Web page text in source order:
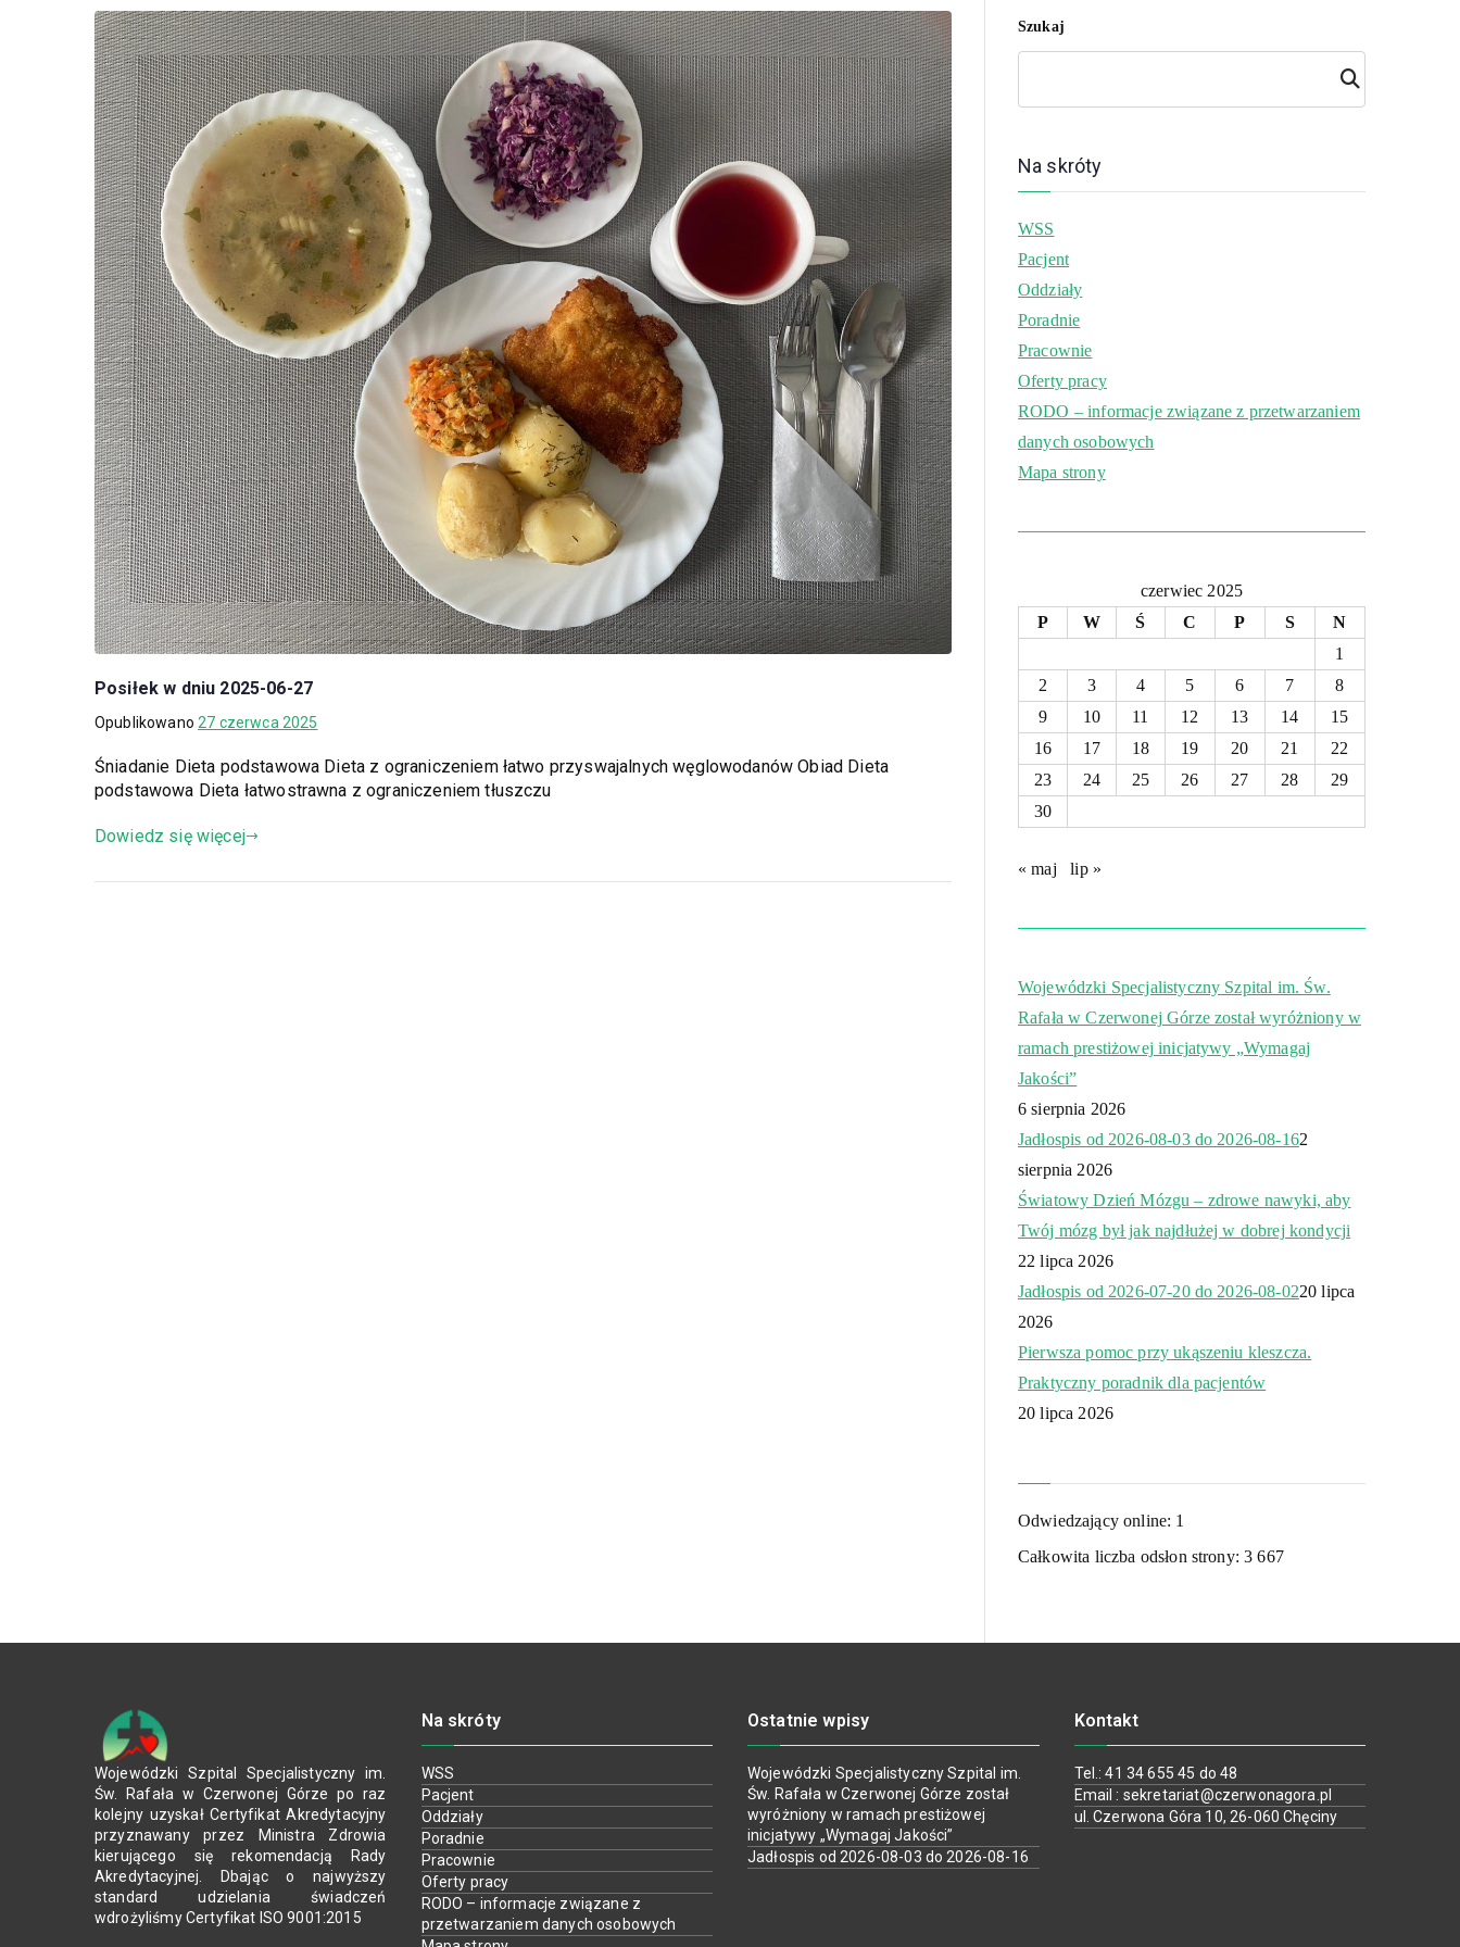
Posiłek w dniu 2025-06-27
Opublikowano27 czerwca 2025
Śniadanie Dieta podstawowa Dieta z ograniczeniem łatwo przyswajalnych węglowodanów Obiad Dieta
podstawowa Dieta łatwostrawna z ograniczeniem tłuszczu
Dowiedz się więcej
Szukaj
Szuk
aj
Na skróty
WSS
Pacjent
Oddziały
Poradnie
Pracownie
Oferty pracy
RODO – informacje związane z przetwarzaniem
danych osobowych
Mapa strony
czerwiec 2025
P
W Ś C P S
N
1
2
3 4 5 6 7
8
9
10 11 12 13 14
15
16
17 18 19 20 21
22
23
24 25 26 27 28
29
30
« maj lip »
Wojewódzki Specjalistyczny Szpital im. Św.
Rafała w Czerwonej Górze został wyróżniony w
ramach prestiżowej inicjatywy „Wymagaj
Jakości”
6 sierpnia 2026
Jadłospis od 2026-08-03 do 2026-08-162
sierpnia 2026
Światowy Dzień Mózgu – zdrowe nawyki, aby
Twój mózg był jak najdłużej w dobrej kondycji
22 lipca 2026
Jadłospis od 2026-07-20 do 2026-08-0220 lipca
2026
Pierwsza pomoc przy ukąszeniu kleszcza.
Praktyczny poradnik dla pacjentów
20 lipca 2026
Odwiedzający online: 1
Całkowita liczba odsłon strony:3 667
Wojewódzki Szpital Specjalistyczny im.
Św. Rafała w Czerwonej Górze po raz
kolejny uzyskał Certyfikat Akredytacyjny
przyznawany przez Ministra Zdrowia
kierującego się rekomendacją Rady
Akredytacyjnej. Dbając o najwyższy
standard udzielania świadczeń
wdrożyliśmy Certyfikat ISO 9001:2015
Na skróty
WSS
Pacjent
Oddziały
Poradnie
Pracownie
Oferty pracy
RODO – informacje związane z
przetwarzaniem danych osobowych
Ostatnie wpisy
Wojewódzki Specjalistyczny Szpital im.
Św. Rafała w Czerwonej Górze został
wyróżniony w ramach prestiżowej
inicjatywy „Wymagaj Jakości”
Jadłospis od 2026-08-03 do 2026-08-16
Kontakt
Tel.: 41 34 655 45 do 48
Email : sekretariat@czerwonagora.pl
ul. Czerwona Góra 10, 26-060 Chęciny